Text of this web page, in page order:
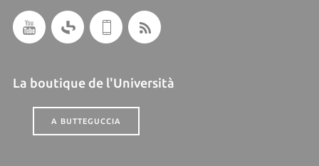
La boutique de l'Università
A BUTTEGUCCIA